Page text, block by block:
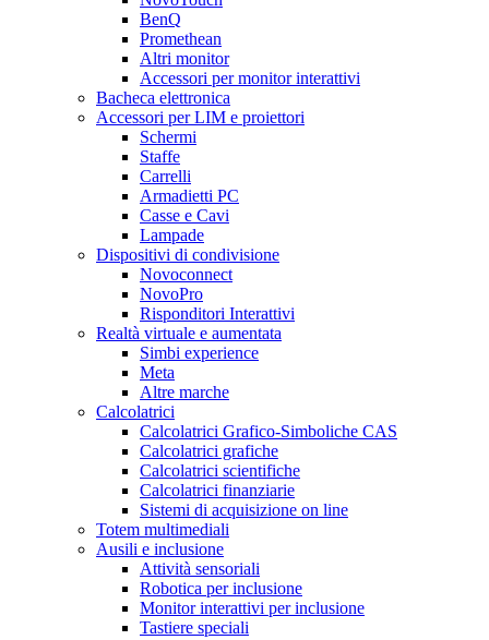
BenQ
Promethean
Altri monitor
Accessori per monitor interattivi
Bacheca elettronica
Accessori per LIM e proiettori
Schermi
Staffe
Carrelli
Armadietti PC
Casse e Cavi
Lampade
Dispositivi di condivisione
Novoconnect
NovoPro
Risponditori Interattivi
Realtà virtuale e aumentata
Simbi experience
Meta
Altre marche
Calcolatrici
Calcolatrici Grafico-Simboliche CAS
Calcolatrici grafiche
Calcolatrici scientifiche
Calcolatrici finanziarie
Sistemi di acquisizione on line
Totem multimediali
Ausili e inclusione
Attività sensoriali
Robotica per inclusione
Monitor interattivi per inclusione
Tastiere speciali